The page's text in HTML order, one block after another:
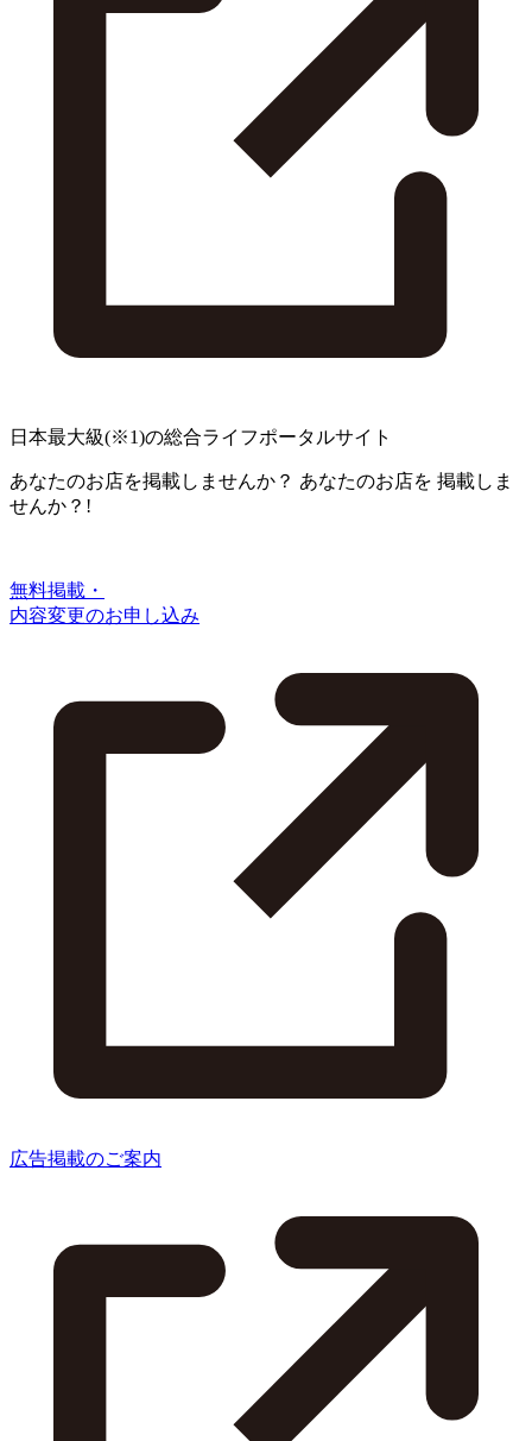
日本最大級(※1)の総合ライフポータルサイト
あなたのお店を掲載しませんか？ あなたのお店を 掲載しま
せんか？!
無料掲載・
内容変更のお申し込み
広告掲載のご案内